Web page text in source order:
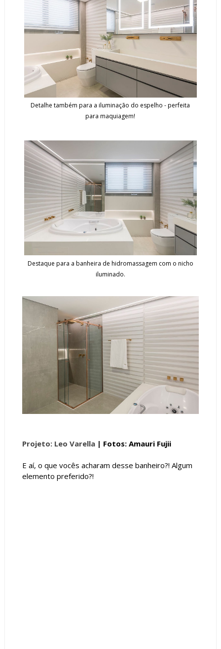
Detalhe também para a iluminação do espelho - perfeita
para maquiagem!
Destaque para a banheira de hidromassagem com o nicho
iluminado.
Projeto: Leo Varella | Fotos: Amauri Fujii
E aí, o que vocês acharam desse banheiro?! Algum
elemento preferido?!